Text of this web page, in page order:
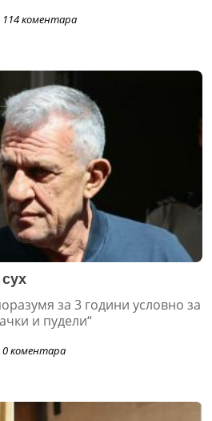
114коментара
за 3 години условно за
и пудели“
0коментара